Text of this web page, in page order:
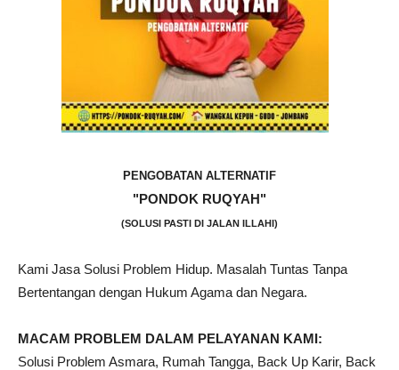
PENGOBATAN ALTERNATIF
"PONDOK RUQYAH"
(SOLUSI PASTI DI JALAN ILLAHI)
Kami Jasa Solusi Problem Hidup. Masalah Tuntas Tanpa
Bertentangan dengan Hukum Agama dan Negara.
MACAM PROBLEM DALAM PELAYANAN KAMI:
Solusi Problem Asmara, Rumah Tangga, Back Up Karir, Back